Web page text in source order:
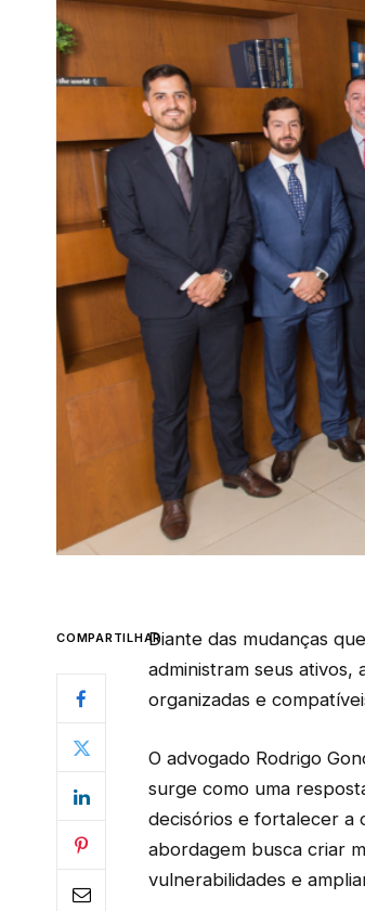
COMPARTILHARDiante das mudanças
administram seus ativos,
organizadas e
O advogado Rodrigo
surge como uma
decisórios e fortalecer a
abordagem busca criar
vulnerabilidades e